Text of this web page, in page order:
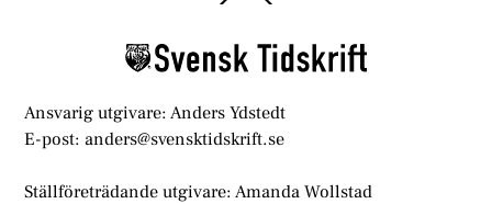
To
Ansvarig utgivare: Anders Ydstedt
E-post: anders@svensktidskrift.se
Ställföreträdande utgivare: Amanda Wollstad